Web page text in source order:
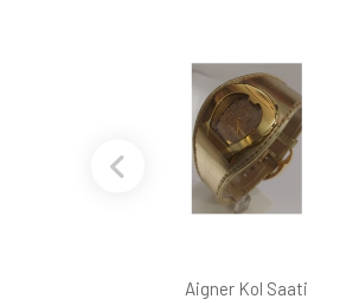
Aigner Kol Saati